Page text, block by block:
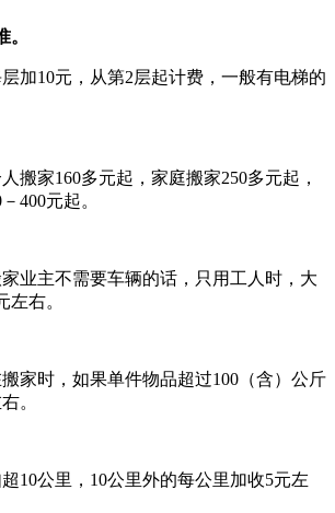
加10元，从第2层起计费，一般有电梯的
搬家160多元起，家庭搬家250多元起，
400元起。
业主不需要车辆的话，只用工人时，大
左右。
家时，如果单件物品超过100（含）公斤
。
10公里，10公里外的每公里加收5元左